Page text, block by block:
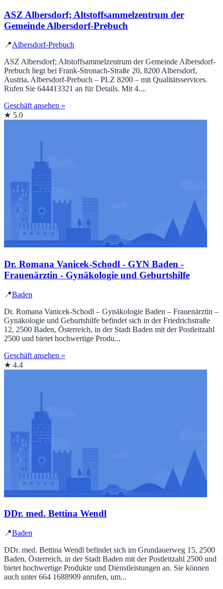
ASZ Albersdorf; Altstoffsammelzentrum der
Gemeinde Albersdorf-Prebuch
📍Albersdorf-Prebuch
ASZ Albersdorf; Altstoffsammelzentrum der Gemeinde Albersdorf-
Prebuch liegt bei Frank-Stronach-Straße 20, 8200 Albersdorf,
Austria, Albersdorf-Prebuch – PLZ 8200 – mit Qualitätsservices.
Rufen Sie 644413321 an für Details. Mit 4....
Geschäft ansehen »
★ 5.0
Dr. Romana Vanicek-Schodl - GYN Baden -
Frauenärztin - Gynäkologie und Geburtshilfe
📍Baden
Dr. Romana Vanicek-Schodl – Gynäkologie Baden – Frauenärztin –
Gynäkologie und Geburtshilfe befindet sich in der Friedrichstraße
12, 2500 Baden, Österreich, in der Stadt Baden mit der Postleitzahl
2500 und bietet hochwertige Produ...
Geschäft ansehen »
★ 4.4
DDr. med. Bettina Wendl
📍Baden
DDr. med. Bettina Wendl befindet sich im Grundauerweg 15, 2500
Baden, Österreich, in der Stadt Baden mit der Postleitzahl 2500 und
bietet hochwertige Produkte und Dienstleistungen an. Sie können
auch unter 664 1688909 anrufen, um...